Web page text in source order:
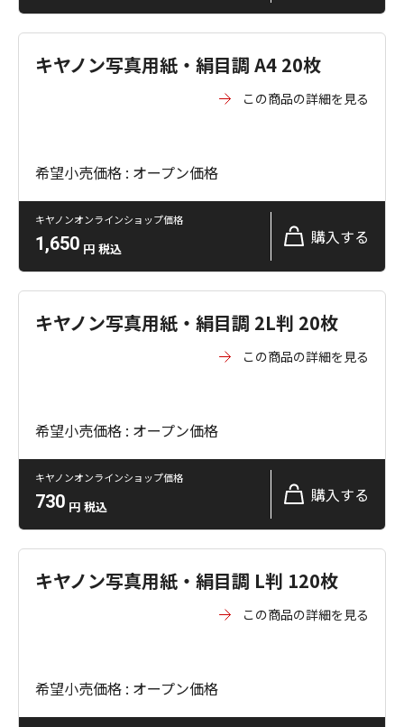
キヤノン写真用紙・絹目調 A4 20枚
この商品の詳細を見る
希望小売価格 : オープン価格
キヤノンオンラインショップ価格
1,650 円 税込
購入する
キヤノン写真用紙・絹目調 2L判 20枚
この商品の詳細を見る
希望小売価格 : オープン価格
キヤノンオンラインショップ価格
730 円 税込
購入する
キヤノン写真用紙・絹目調 L判 120枚
この商品の詳細を見る
希望小売価格 : オープン価格